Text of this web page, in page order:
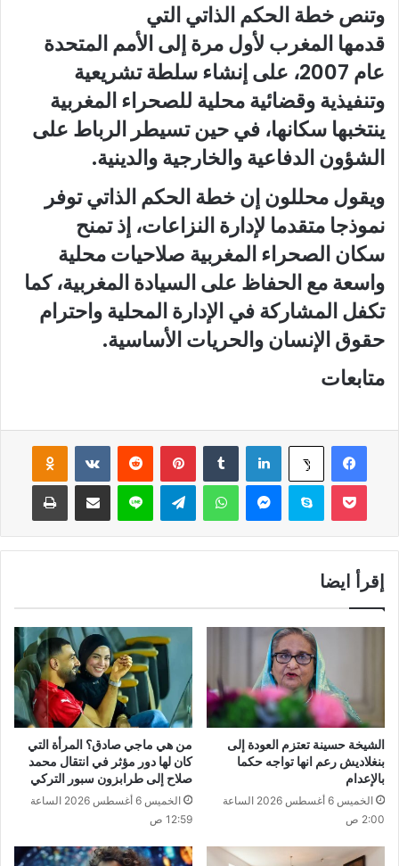
وتنص خطة الحكم الذاتي التي
قدمها المغرب لأول مرة إلى الأمم المتحدة
عام 2007، على إنشاء سلطة تشريعية
وتنفيذية وقضائية محلية للصحراء المغربية
ينتخبها سكانها، في حين تسيطر الرباط على
الشؤون الدفاعية والخارجية والدينية.
ويقول محللون إن خطة الحكم الذاتي توفر
نموذجا متقدما لإدارة النزاعات، إذ تمنح
سكان الصحراء المغربية صلاحيات محلية
واسعة مع الحفاظ على السيادة المغربية، كما
تكفل المشاركة في الإدارة المحلية واحترام
حقوق الإنسان والحريات الأساسية.
متابعات
فيسبوك ‫X لينكدإن بينتيريست
سكايب واتساب لاين
إقرأ ايضا
الشيخة حسينة تعتزم العودة إلى
بنغلاديش رعم انها تواجه حكما
بالإعدام
الخميس 6 أغسطس 2026 الساعة
2:00 ص
من هي ماجي صادق؟ المرأة التي
كان لها دور مؤثر في انتقال محمد
صلاح إلى طرابزون سبور التركي
الخميس 6 أغسطس 2026 الساعة
12:59 ص